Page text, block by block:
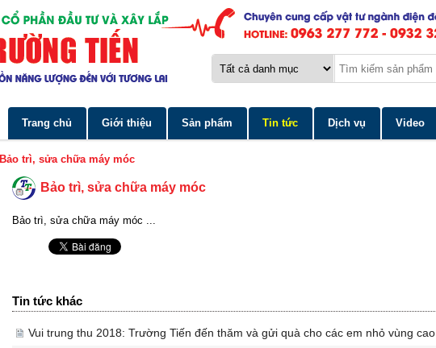
Trang chủ Giới thiệu Sản phẩm Tin tức Dịch vụ Video
Bảo trì, sửa chữa máy móc
Bảo trì, sửa chữa máy móc
Bảo trì, sửa chữa máy móc ...
Tin tức khác
Vui trung thu 2018: Trường Tiến đến thăm và gửi quà cho các em nhỏ vùng cao